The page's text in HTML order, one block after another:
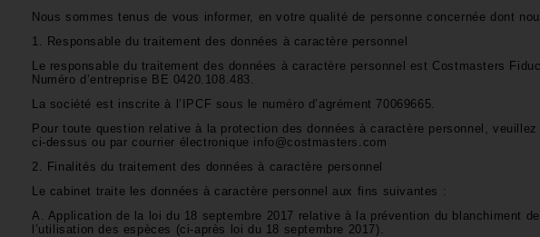
Nous sommes tenus de vous informer, en votre qualité de personne concernée dont
1. Responsable du traitement des données à caractère personnel
Le responsable du traitement des données à caractère personnel est Costmasters
Numéro d’entreprise BE 0420.108.483.
La société est inscrite à l’IPCF sous le numéro d’agrément 70069665.
Pour toute question relative à la protection des données à caractère personnel,
ci-dessus ou par courrier électronique info@costmasters.com
2. Finalités du traitement des données à caractère personnel
Le cabinet traite les données à caractère personnel aux fins suivantes :
A. Application de la loi du 18 septembre 2017 relative à la prévention du blanchiment
l’utilisation des espèces (ci-après loi du 18 septembre 2017).